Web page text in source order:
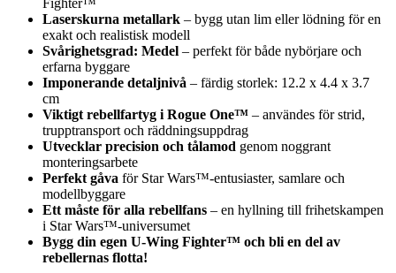
Laserskurna metallark – bygg utan lim eller lödning för en
exakt och realistisk modell
Svårighetsgrad: Medel – perfekt för både nybörjare och
erfarna byggare
Imponerande detaljnivå – färdig storlek: 12.2 x 4.4 x 3.7
cm
Viktigt rebellfartyg i Rogue One™ – användes för strid,
trupptransport och räddningsuppdrag
Utvecklar precision och tålamod genom noggrant
monteringsarbete
Perfekt gåva för Star Wars™-entusiaster, samlare och
modellbyggare
Ett måste för alla rebellfans – en hyllning till frihetskampen
i Star Wars™-universumet
Bygg din egen U-Wing Fighter™ och bli en del av
rebellernas flotta!